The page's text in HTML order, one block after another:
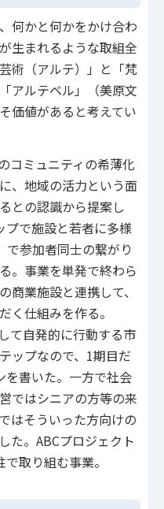
何かと何かをかけ合わ
生まれるような取組全
術（アルテ）」と「梵
アルテベル」（美原文
価値があると考えてい
コミュニティの希薄化
、地域の活力という面
との認識から提案し
プで施設と若者に多様
で参加者同士の繋がり
。事業を単発で終わら
商業施設と連携して、
く仕組みを作る。
て自発的に行動する市
ップなので、1期目だ
を書いた。一方で社会
ではシニアの方等の来
はそういった方向けの
た。ABCプロジェクト
取り組む事業。